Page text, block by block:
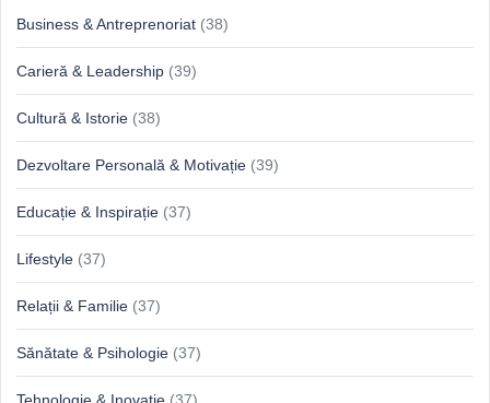
Business & Antreprenoriat (38)
Carieră & Leadership (39)
Cultură & Istorie (38)
Dezvoltare Personală & Motivație (39)
Educație & Inspirație (37)
Lifestyle (37)
Relații & Familie (37)
Sănătate & Psihologie (37)